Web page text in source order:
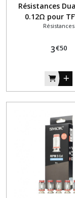
Résistances
0.12Ω pour
Smoktech
Résistances
3€50